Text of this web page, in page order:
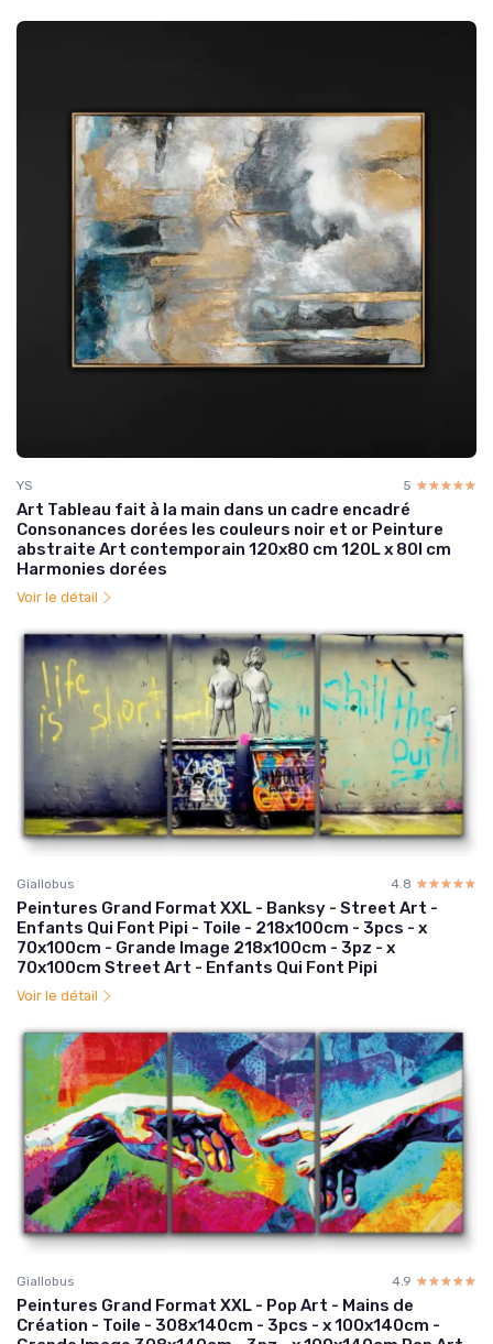
YS 5 ☆☆☆☆☆
★★★★★
Art Tableau fait à la main dans un cadre encadré
Consonances dorées les couleurs noir et or Peinture
abstraite Art contemporain 120x80 cm 120L x 80l cm
Harmonies dorées
Voir le détail
Giallobus 4.8 ☆☆☆☆☆
★★★★★
Peintures Grand Format XXL - Banksy - Street Art -
Enfants Qui Font Pipi - Toile - 218x100cm - 3pcs - x
70x100cm - Grande Image 218x100cm - 3pz - x
70x100cm Street Art - Enfants Qui Font Pipi
Voir le détail
Giallobus 4.9 ☆☆☆☆☆
★★★★★
Peintures Grand Format XXL - Pop Art - Mains de
Création - Toile - 308x140cm - 3pcs - x 100x140cm -